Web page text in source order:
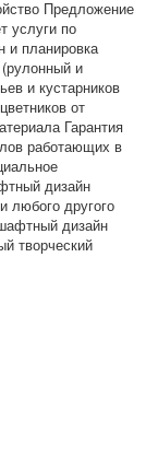
Предложение
услуги по
и планировка
(рулонный и
и кустарников
от
Гарантия
работающих в
дизайн
любого другого
дизайн
творческий